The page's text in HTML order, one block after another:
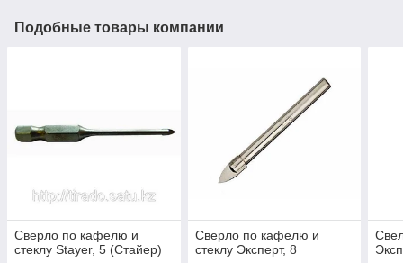
Подобные товары компании
Cверло по кафелю и
стеклу Stayer, 5 (Стайер)
Cверло по кафелю и
стеклу Эксперт, 8